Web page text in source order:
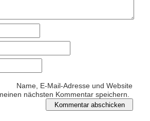
Name, E-Mail-Adresse und Website
nächsten Kommentar speichern.